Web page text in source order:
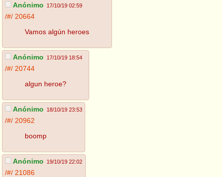
Anónimo 17/10/19 02:59
/#/ 20664
Vamos algún heroes
Anónimo 17/10/19 18:54
/#/ 20744
algun heroe?
Anónimo 18/10/19 23:53
/#/ 20962
boomp
Anónimo 19/10/19 22:02
/#/ 21086